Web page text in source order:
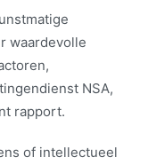
waardevolle
NSA,
rapport.
of intellectueel